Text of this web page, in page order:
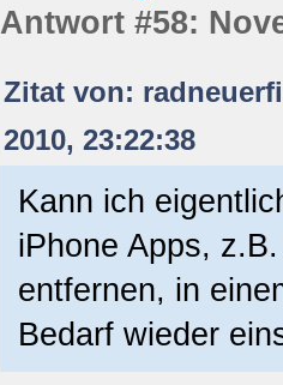
Antwort #58:
Zitat von:
2010, 23:22:38
Kann ich
iPhone Apps,
entfernen, in
Bedarf wieder